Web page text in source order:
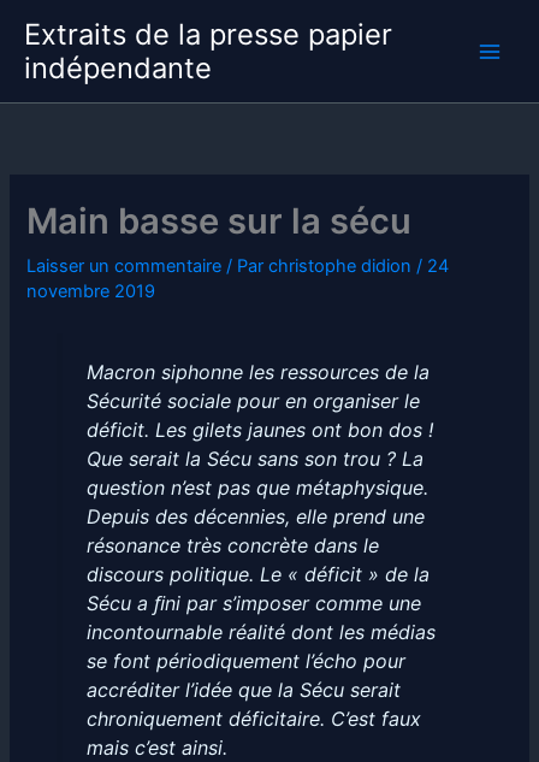
contenu
Extraits de la presse papier
indépendante
Main basse sur la sécu
Laisser un commentaire / Parchristophe didion / 24
novembre 2019
Macron siphonne les ressources de la
Sécurité sociale pour en organiser le
déficit. Les gilets jaunes ont bon dos !
Que serait la Sécu sans son trou ? La
question n’est pas que métaphysique.
Depuis des décennies, elle prend une
résonance très concrète dans le
discours politique. Le « déficit » de la
Sécu a ﬁni par s’imposer comme une
incontournable réalité dont les médias
se font périodiquement l’écho pour
accréditer l’idée que la Sécu serait
chroniquement déficitaire. C’est faux
mais c’est ainsi.